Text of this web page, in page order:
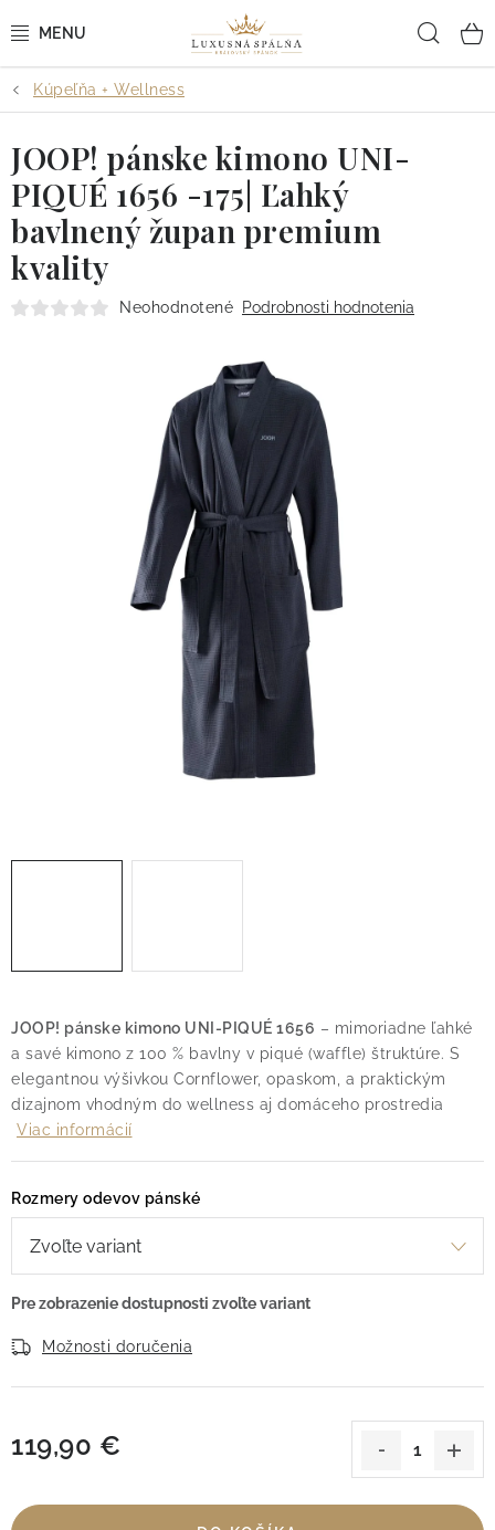
na
POSTEĽNÉ OBLIEČKY
POSTEĽNÉ PLACHTY
PREHOZY A PAPLÓNY
VANKÚŠE A OBLIEČKY
Doprava
Kontakt
Obchodné podmienky
Podmienky ochrany osobných údajov
Reklamačný poriadok
Vrátenie tovaru
Kúpeľňa + Wellness
JOOP! pánske kimono UNI-PIQUÉ 1656 – mimoriadne ľahké
a savé kimono z 100 % bavlny v piqué (waffle) štruktúre. S
elegantnou výšivkou Cornflower, opaskom, a praktickým
dizajnom vhodným do wellness aj domáceho prostredia
Viac informácií
Rozmery odevov pánské
Možnosti doručenia
119,90 €
JOOP! pánske kimono UNI-
PIQUÉ 1656 -175| Ľahký
bavlnený župan premium
kvality
Neohodnotené Podrobnosti hodnotenia